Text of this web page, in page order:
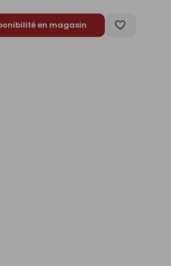
en magasin
Enregistrer